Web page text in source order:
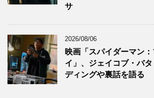
サ
2026/08/06
映画「スパイダーマン
イ」、ジェイコブ・バ
ディングや裏話を語る